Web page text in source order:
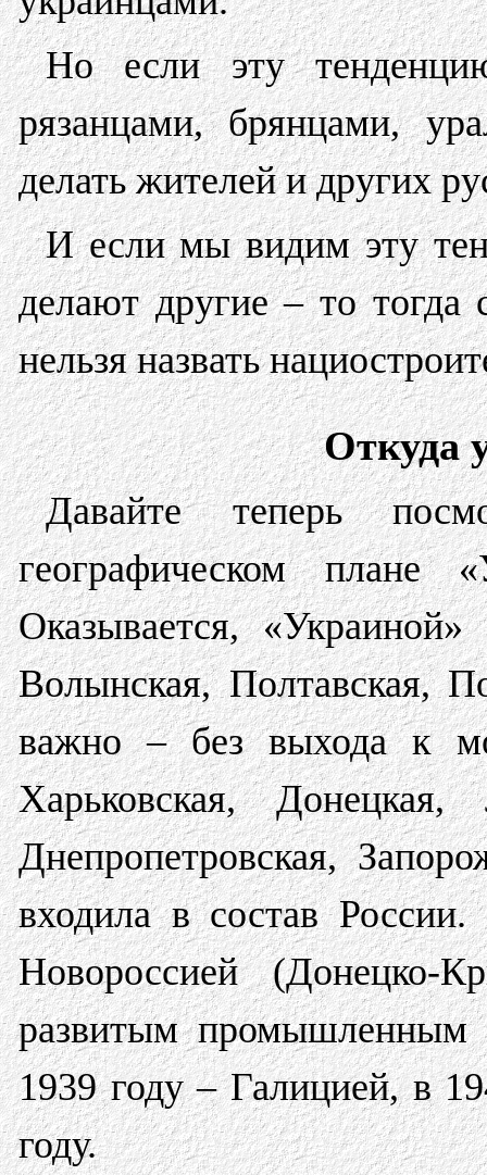
Но если эту
рязанцами, брянцами,
делать жителей и других
И если мы видим эту
делают другие – то тогда
нельзя назвать
Откуда
Давайте теперь
географическом плане
Оказывается,
Волынская, Полтавская,
важно – без выхода к
Харьковская, Донецкая,
Днепропетровская,
входила в состав
Новороссией (Донецко-
развитым промышленным
1939 году – Галицией, в
году.